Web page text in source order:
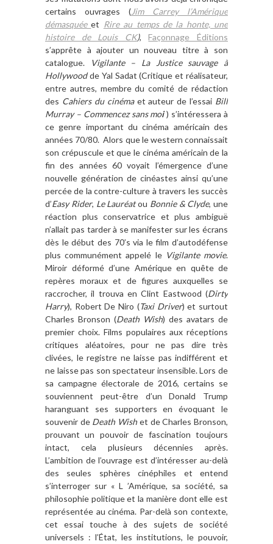
certains ouvrages (Jim Carrey l’Amérique
démasquéeet Rire au temps de la honte, une
histoire de Louis CK),Façonnage Éditions
s’apprête à ajouter un nouveau titre à son
catalogue.
Vigilante – La Justice sauvage à
Hollywoodde Yal Sadat (Critique et réalisateur,
entre autres, membre du comité de rédaction
des Cahiers du cinémaet auteur de l’essai Bill
Murray – Commencez sans moi ) s’intéressera à
ce genre important du cinéma américain des
années 70/80. Alors que le western connaissait
son crépuscule et que le cinéma américain de la
fin des années 60 voyait l’émergence d’une
nouvelle génération de cinéastes ainsi qu’une
percée de la contre-culture à travers les succès
d’Easy Rider, Le Lauréatou Bonnie & Clyde, une
réaction plus conservatrice et plus ambiguë
n’allait pas tarder à se manifester sur les écrans
dès le début des 70’s via le film d’autodéfense
plus communément appelé le Vigilante movie.
Miroir déformé d’une Amérique en quête de
repères moraux et de figures auxquelles se
raccrocher, il trouva en Clint Eastwood (Dirty
Harry), Robert De Niro (Taxi Driver) et surtout
Charles Bronson (Death Wish) des avatars de
premier choix. Films populaires aux réceptions
critiques aléatoires, pour ne pas dire très
clivées, le registre ne laisse pas indifférent et
ne laisse pas son spectateur insensible. Lors de
sa campagne électorale de 2016, certains se
souviennent peut-être d’un Donald Trump
haranguant ses supporters en évoquant le
souvenir de Death Wishet de Charles Bronson,
prouvant un pouvoir de fascination toujours
intact, cela plusieurs décennies après.
L’ambition de l’ouvrage est d’intéresser au-delà
des seules sphères cinéphiles et entend
s’interroger sur « L ’Amérique, sa société, sa
philosophie politique et la manière dont elle est
représentée au cinéma. Par-delà son contexte,
cet essai touche à des sujets de société
universels : l’État, les institutions, le pouvoir,